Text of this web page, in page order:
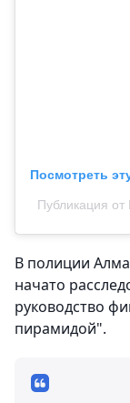
Посмотреть
Публикация
В полиции
начато
руководство
пирамидой".